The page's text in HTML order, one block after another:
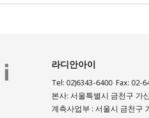
라디안아이
Tel: 02)6343-6400 Fax:
본사: 서울특별시 금천구 가
계측사업부 : 서울시 금천구